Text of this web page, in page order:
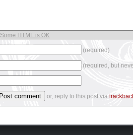
Some HTML is OK
(required)
(required, but
or, reply to this post via